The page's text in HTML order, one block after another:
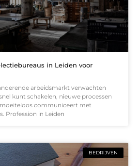
in Leiden voor
arbeidsmarkt verwachten
kunt schakelen, nieuwe processen
communiceert met
Profession in Leiden
BEDRIJVEN